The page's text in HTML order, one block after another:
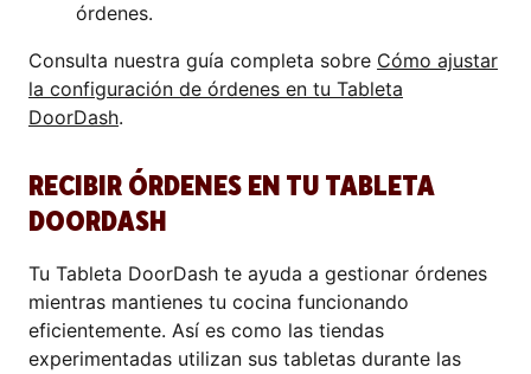
órdenes.
Consulta nuestra guía completa sobre Cómo ajustar
la configuración de órdenes en tu Tableta
DoorDash.
RECIBIR ÓRDENES EN TU TABLETA
DOORDASH
Tu Tableta DoorDash te ayuda a gestionar órdenes
mientras mantienes tu cocina funcionando
eficientemente. Así es como las tiendas
experimentadas utilizan sus tabletas durante las